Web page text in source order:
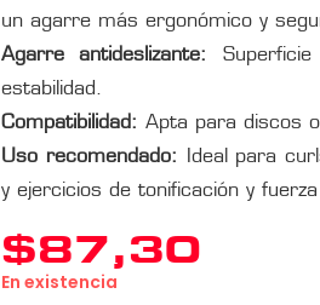
un agarre más ergonómico y
Agarre antideslizante:
estabilidad.
Compatibilidad: Apta para discos
Uso recomendado: Ideal para
y ejercicios de tonificación y
$87,30
En existencia